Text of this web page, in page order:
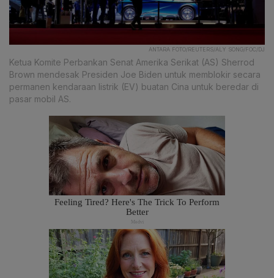
ANTARA FOTO/REUTERS/ALY SONG/FOC/DJ
Ketua Komite Perbankan Senat Amerika Serikat (AS) Sherrod
Brown mendesak Presiden Joe Biden untuk memblokir secara
permanen kendaraan listrik (EV) buatan Cina untuk beredar di
pasar mobil AS.